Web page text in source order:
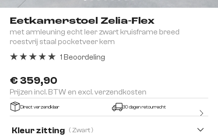
Eetkamerstoel Zelia-Flex
met armleuning echt leer zwart kruisframe breed
roestvrij staal pocketveer kern
€ 359,90
Prijzen incl. BTW en excl. verzendkosten
1 Beoordeling
Direct verzendklaar 30 dagen retourrecht
Kleur zitting ( Zwart )